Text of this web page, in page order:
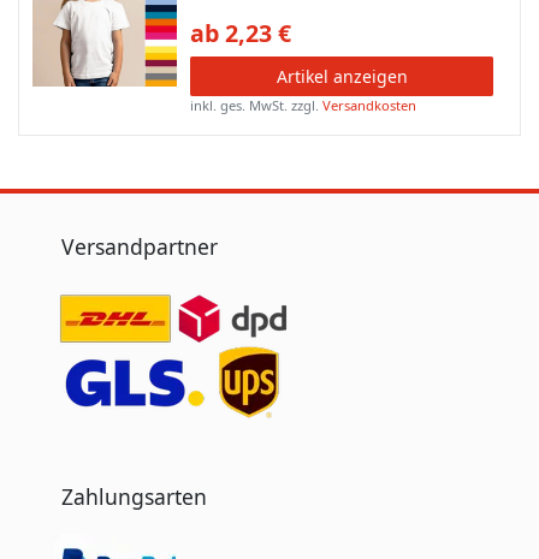
ab 2,23 €
Artikel anzeigen
inkl. ges. MwSt. zzgl.Versandkosten
Versandpartner
Zahlungsarten